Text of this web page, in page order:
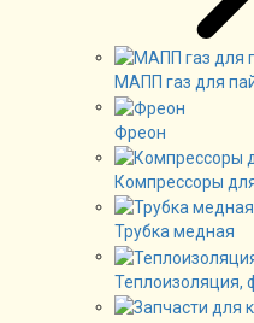
МАПП газ для
Фреон
Компрессоры
Трубка медная
Теплоизоляция,